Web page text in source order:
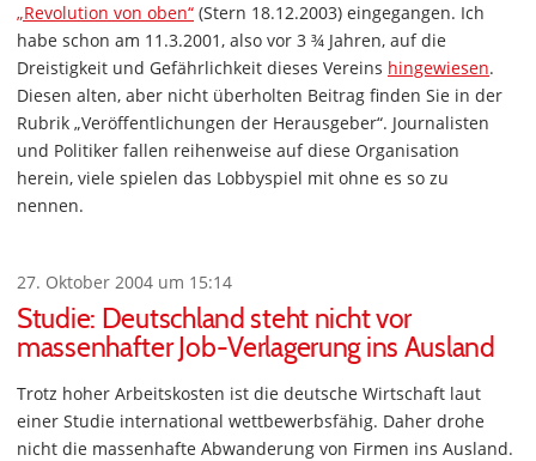
„Revolution von oben“ (Stern 18.12.2003) eingegangen. Ich
habe schon am 11.3.2001, also vor 3 ¾ Jahren, auf die
Dreistigkeit und Gefährlichkeit dieses Vereins hingewiesen.
Diesen alten, aber nicht überholten Beitrag finden Sie in der
Rubrik „Veröffentlichungen der Herausgeber“. Journalisten
und Politiker fallen reihenweise auf diese Organisation
herein, viele spielen das Lobbyspiel mit ohne es so zu
nennen.
27. Oktober 2004 um 15:14
Studie: Deutschland steht nicht vor
massenhafter Job-Verlagerung ins Ausland
Trotz hoher Arbeitskosten ist die deutsche Wirtschaft laut
einer Studie international wettbewerbsfähig. Daher drohe
nicht die massenhafte Abwanderung von Firmen ins Ausland.